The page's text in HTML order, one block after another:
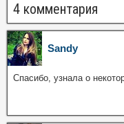
4 комментария
Sandy
Спасибо, узнала о